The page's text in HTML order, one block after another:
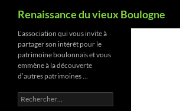
Aller
contenu
Renaissance du vieux Boulogne
L’association qui vous invite à
partager son intérêt pour le
patrimoine boulonnais et vous
emmène à la découverte
d’autres patrimoines …
Rechercher :